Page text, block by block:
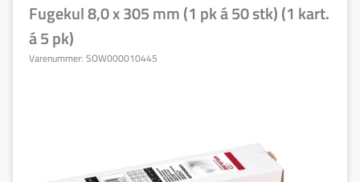
Fugekul 8,0 x 305 mm (1 pk á 50 stk) (1 kart.
á 5 pk)
Varenummer: SOW000010445